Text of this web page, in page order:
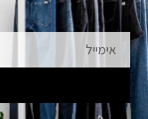
אימייל